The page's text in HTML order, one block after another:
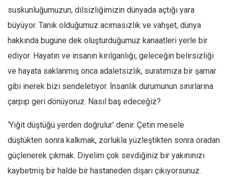
Twitter
Facebook
Instagram
YouTube
Editörden
Mahmut Toptaş
Yvonne Ridley
Barış Tarımcıoğlu
suskunluğumuzun, dilsizliğimizin dünyada açtığı yara
büyüyor. Tanık olduğumuz acımasızlık ve vahşet, dünya
hakkında bugüne dek oluşturduğumuz kanaatleri yerle bir
ediyor. Hayatın ve insanın kırılganlığı, geleceğin belirsizliği
ve hayata saklanmış onca adaletsizlik, suratımıza bir şamar
gibi inerek bizi sendeletiyor. İnsanlık durumunun sınırlarına
çarpıp geri dönüyoruz. Nasıl baş edeceğiz?
‘Yiğit düştüğü yerden doğrulur’ denir. Çetin mesele
düştükten sonra kalkmak, zorlukla yüzleştikten sonra oradan
güçlenerek çıkmak. Diyelim çok sevdiğiniz bir yakınınızı
kaybetmiş bir halde bir hastaneden dışarı çıkıyorsunuz.